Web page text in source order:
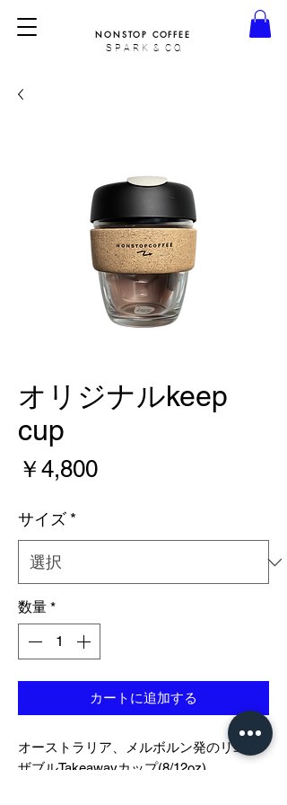
NONSTOP COFFEE
S P A R K & C O.
オリジナルkeep
cup
￥4,800価
サイズ *
数量 *
カートに追加する
オーストラリア、メルボルン発のリユー
ザブルTakeawayカップ(8/12oz)